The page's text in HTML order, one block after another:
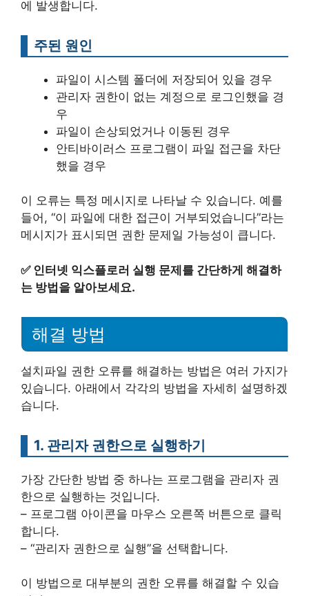
에 발생합니다.
주된 원인
파일이 시스템 폴더에 저장되어 있을 경우
관리자 권한이 없는 계정으로 로그인했을 경
우
파일이 손상되었거나 이동된 경우
안티바이러스 프로그램이 파일 접근을 차단
했을 경우
이 오류는 특정 메시지로 나타날 수 있습니다. 예를
들어, “이 파일에 대한 접근이 거부되었습니다”라는
메시지가 표시되면 권한 문제일 가능성이 큽니다.
✅ 인터넷 익스플로러 실행 문제를 간단하게 해결하
는 방법을 알아보세요.
해결 방법
설치파일 권한 오류를 해결하는 방법은 여러 가지가
있습니다. 아래에서 각각의 방법을 자세히 설명하겠
습니다.
1. 관리자 권한으로 실행하기
가장 간단한 방법 중 하나는 프로그램을 관리자 권
한으로 실행하는 것입니다.
– 프로그램 아이콘을 마우스 오른쪽 버튼으로 클릭
합니다.
– “관리자 권한으로 실행”을 선택합니다.
이 방법으로 대부분의 권한 오류를 해결할 수 있습